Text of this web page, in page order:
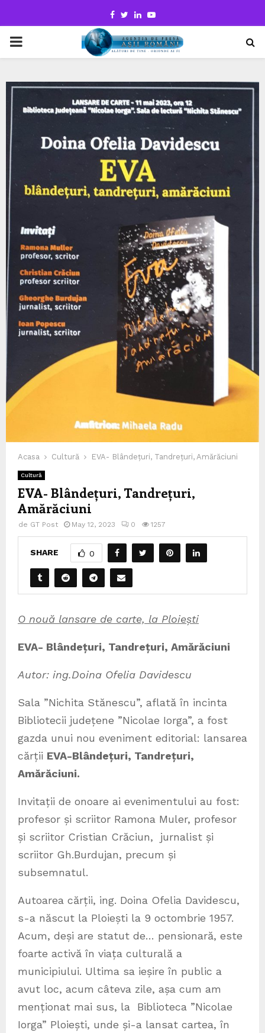
Facebook
TwitterLinkedinYoutube
PRIMARY
Acasa Cultură EVA- Blândețuri, Tandrețuri, Amărăciuni
Cultură
EVA- Blândețuri, Tandrețuri,
Amărăciuni
de GT Post May 12, 2023 0 1257
SHARE 0
O nouă lansare de carte, la Ploiești
EVA- Blândețuri, Tandrețuri, Amărăciuni
Autor: ing.Doina Ofelia Davidescu
Sala ”Nichita Stănescu”, aflată în incinta
Bibliotecii județene ”Nicolae Iorga”, a fost
gazda unui nou eveniment editorial: lansarea
cărții EVA-Blândețuri, Tandrețuri,
Amărăciuni.
Invitații de onoare ai evenimentului au fost:
profesor și scriitor Ramona Muler, profesor
și scriitor Cristian Crăciun, jurnalist și
scriitor Gh.Burdujan, precum și
subsemnatul.
Autoarea cărții, ing. Doina Ofelia Davidescu,
s-a născut la Ploiești la 9 octombrie 1957.
Acum, deși are statut de… pensionară, este
foarte activă în viața culturală a
municipiului. Ultima sa ieșire în public a
avut loc, acum câteva zile, așa cum am
menționat mai sus, la Biblioteca ”Nicolae
Iorga” Ploiești, unde și-a lansat cartea, în